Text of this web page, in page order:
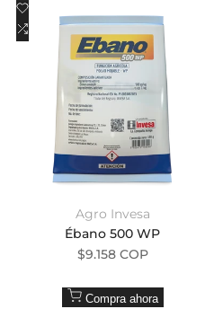
Añadir a la lista de deseos
Añadir a comparar
Proveedor:
Agro Invesa
Ébano 500 WP
Precio de oferta
$9.158 COP
Compra ahora